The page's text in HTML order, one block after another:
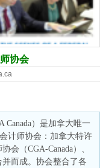
协会
Canada）是加拿大唯一
计师协会：加拿大特许
会（CGA-Canada）、
并而成。协会整合了各